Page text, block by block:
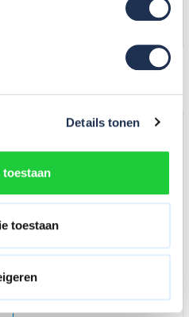
Details tonen
toestaan
toestaan
In mijn winkelwagen
Panthera Stukadoors